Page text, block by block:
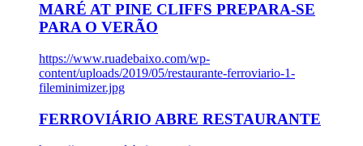
MARÉ AT PINE CLIFFS PREPARA-SE
PARA O VERÃO
https://www.ruadebaixo.com/wp-
content/uploads/2019/05/restaurante-ferroviario-1-
fileminimizer.jpg
FERROVIÁRIO ABRE RESTAURANTE